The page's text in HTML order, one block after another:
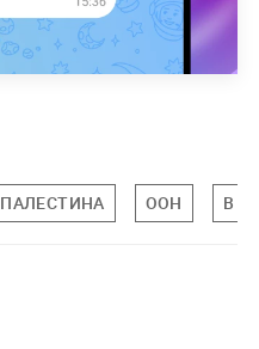
ПАЛЕСТИНА ООН В